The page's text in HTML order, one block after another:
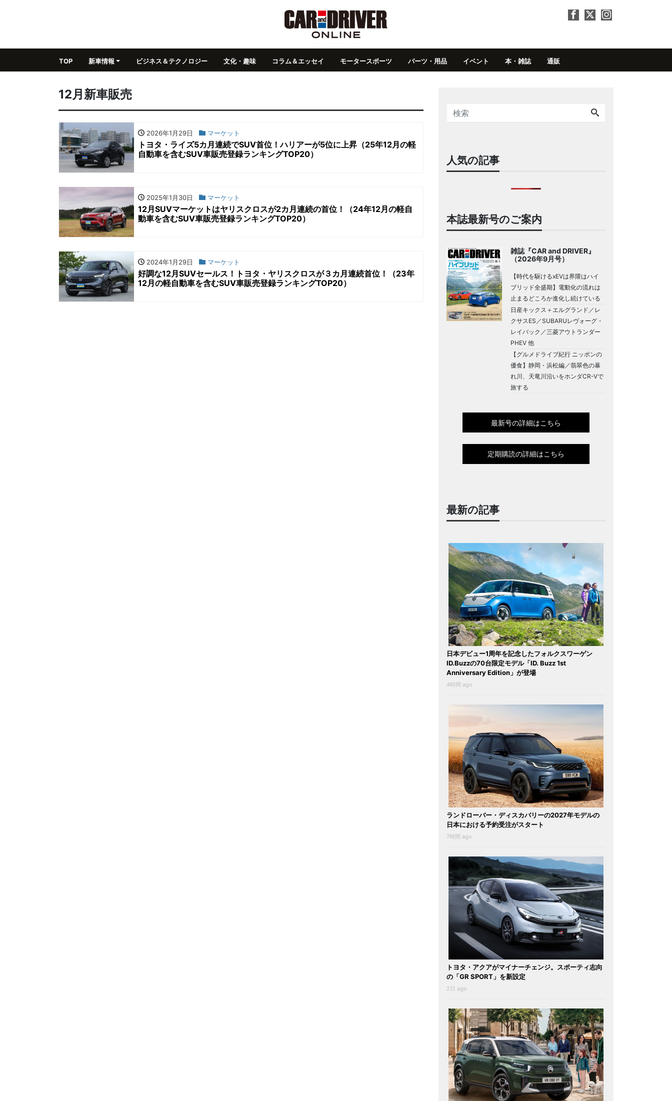
TOP 新車情報 ビジネス＆テクノロジー 文化・趣味 コラム＆エッセイ モータースポーツ パーツ・用品 イベント 本・雑誌 通販
12月新車販売
2026年1月29日 マーケット
トヨタ・ライズ5カ月連続でSUV首位！ハリアーが5位に上昇（25年12月の軽
自動車を含むSUV車販売登録ランキングTOP20）
2025年1月30日 マーケット
12月SUVマーケットはヤリスクロスが2カ月連続の首位！（24年12月の軽自
動車を含むSUV車販売登録ランキングTOP20）
2024年1月29日 マーケット
好調な12月SUVセールス！トヨタ・ヤリスクロスが３カ月連続首位！（23年
12月の軽自動車を含むSUV車販売登録ランキングTOP20）
人気の記事
本誌最新号のご案内
雑誌『CAR and DRIVER』
（2026年9月号）
【時代を駆けるxEVは界隈はハイ
ブリッド全盛期】電動化の流れは
止まるどころか進化し続けている
日産キックス＋エルグランド／レ
クサスES／SUBARUレヴォーグ・
レイバック／三菱アウトランダー
PHEV 他
【グルメドライブ紀行 ニッポンの
優食】静岡・浜松編／翡翠色の暴
れ川、天竜川沿いをホンダCR-Vで
旅する
最新号の詳細はこちら
定期購読の詳細はこちら
最新の記事
日本デビュー1周年を記念したフォルクスワーゲン
ID.Buzzの70台限定モデル「ID. Buzz 1st
Anniversary Edition」が登場
4時間 ago
ランドローバー・ディスカバリーの2027年モデルの
日本における予約受注がスタート
7時間 ago
トヨタ・アクアがマイナーチェンジ。スポーティ志向
の「GR SPORT」を新設定
2日 ago